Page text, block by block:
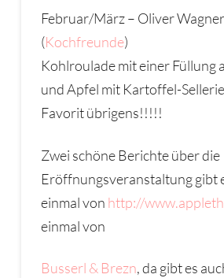
Februar/März – Oliver Wagner
(Kochfreunde)
Kohlroulade mit einer Füllung
und Apfel mit Kartoffel-
Favorit übrigens!!!!!
Zwei schöne Berichte über die
Eröffnungsveranstaltung gibt
einmal von http://
einmal von
Busserl & Brezn, da gibt es